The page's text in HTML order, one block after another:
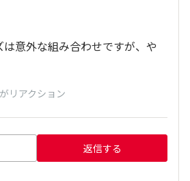
意外な組み合わせですが、や
がリアクション
返信する